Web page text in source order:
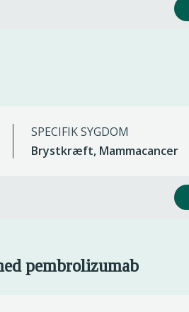
SPECIFIK SYGDOM
Brystkræft, Mammacancer
pembrolizumab